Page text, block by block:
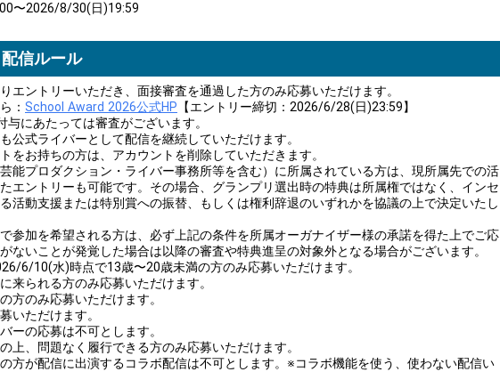
〜2026/8/30(日)19:59
信ルール
エントリーいただき、面接審査を通過した方のみ応募いただけます。
： School Award 2026公式HP 【エントリー締切：2026/6/28(日)23:59】
与にあたっては審査がございます。
公式ライバーとして配信を継続していただけます。
をお持ちの方は、アカウントを削除していただきます。
芸能プロダクション・ライバー事務所等を含む）に所属されている方は、現所属先での活
エントリーも可能です。その場合、グランプリ選出時の特典は所属権ではなく、インセ
活動支援または特別賞への振替、もしくは権利辞退のいずれかを協議の上で決定いたし
参加を希望される方は、必ず上記の条件を所属オーガナイザー様の承諾を得た上でご応
ないことが発覚した場合は以降の審査や特典進呈の対象外となる場合がございます。
6/10(水)時点で13歳〜20歳未満の方のみ応募いただけます。
来られる方のみ応募いただけます。
方のみ応募いただけます。
いただけます。
ーの応募は不可とします。
上、問題なく履行できる方のみ応募いただけます。
の方が配信に出演するコラボ配信は不可とします。※コラボ機能を使う、使わない配信い